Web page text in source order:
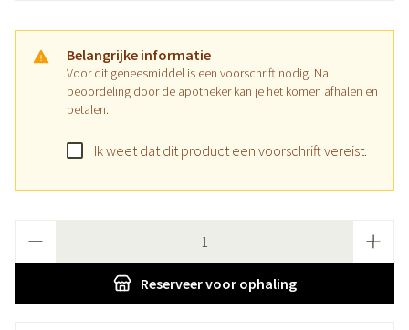
Belangrijke informatie
Voor dit geneesmiddel is een voorschrift nodig. Na
beoordeling door de apotheker kan je het komen afhalen en
betalen.
Ik weet dat dit product een voorschrift vereist.
Reserveervoor ophaling